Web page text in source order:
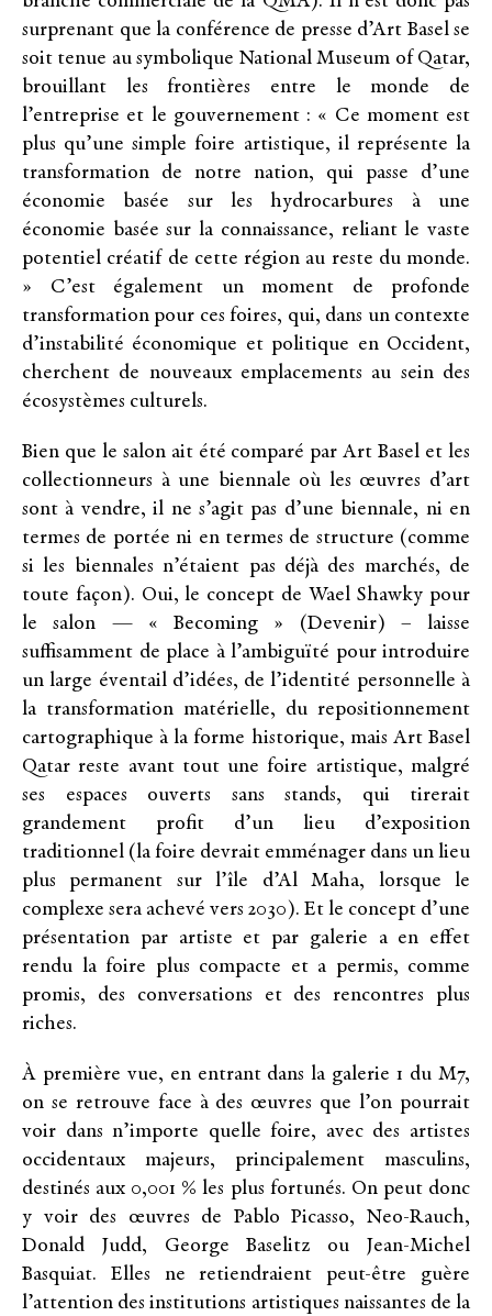
surprenant que la conférence de presse d’Art Basel se
soit tenue au symbolique National Museum of Qatar,
brouillant les frontières entre le monde de
l’entreprise et le gouvernement : « Ce moment est
plus qu’une simple foire artistique, il représente la
transformation de notre nation, qui passe d’une
économie basée sur les hydrocarbures à une
économie basée sur la connaissance, reliant le vaste
potentiel créatif de cette région au reste du monde.
» C’est également un moment de profonde
transformation pour ces foires, qui, dans un contexte
d’instabilité économique et politique en Occident,
cherchent de nouveaux emplacements au sein des
écosystèmes culturels.
Bien que le salon ait été comparé par Art Basel et les
collectionneurs à une biennale où les œuvres d’art
sont à vendre, il ne s’agit pas d’une biennale, ni en
termes de portée ni en termes de structure (comme
si les biennales n’étaient pas déjà des marchés, de
toute façon). Oui, le concept de Wael Shawky pour
le salon — « Becoming » (Devenir) – laisse
suffisamment de place à l’ambiguïté pour introduire
un large éventail d’idées, de l’identité personnelle à
la transformation matérielle, du repositionnement
cartographique à la forme historique, mais Art Basel
Qatar reste avant tout une foire artistique, malgré
ses espaces ouverts sans stands, qui tirerait
grandement profit d’un lieu d’exposition
traditionnel (la foire devrait emménager dans un lieu
plus permanent sur l’île d’Al Maha, lorsque le
complexe sera achevé vers 2030). Et le concept d’une
présentation par artiste et par galerie a en effet
rendu la foire plus compacte et a permis, comme
promis, des conversations et des rencontres plus
riches.
À première vue, en entrant dans la galerie 1 du M7,
on se retrouve face à des œuvres que l’on pourrait
voir dans n’importe quelle foire, avec des artistes
occidentaux majeurs, principalement masculins,
destinés aux 0,001 % les plus fortunés. On peut donc
y voir des œuvres de Pablo Picasso, Neo-Rauch,
Donald Judd, George Baselitz ou Jean-Michel
Basquiat. Elles ne retiendraient peut-être guère
l’attention des institutions artistiques naissantes de la